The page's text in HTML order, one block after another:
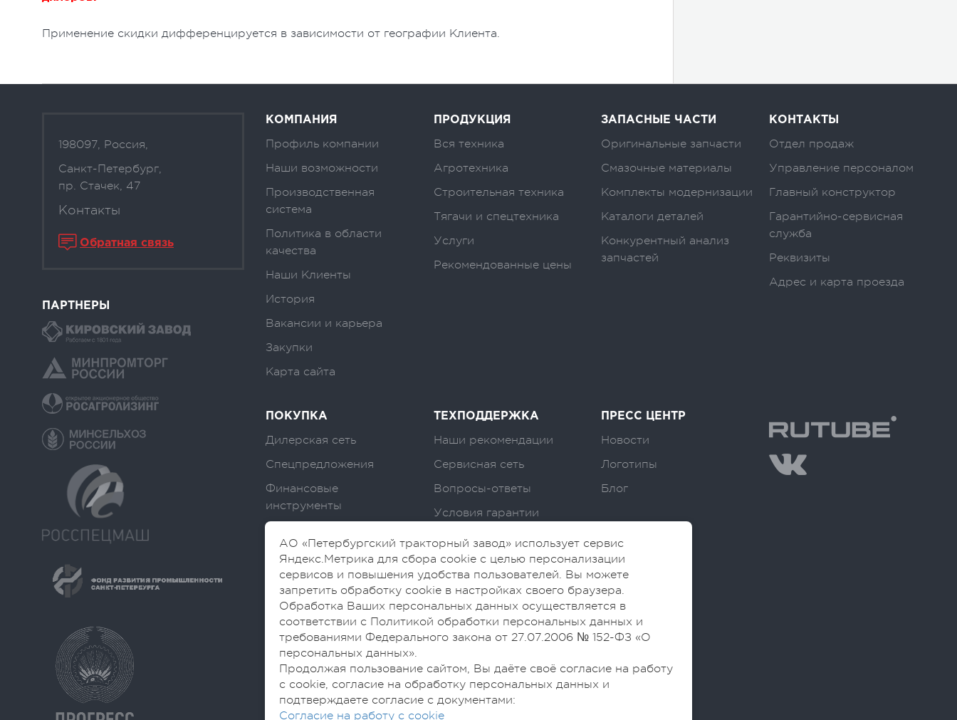
Применение скидки дифференцируется в зависимости от географии Клиента.
198097, Россия,
Санкт-Петербург,
пр. Стачек, 47
Контакты
Обратная связь
ПАРТНЕРЫ
КОМПАНИЯ
Профиль компании
Наши возможности
Производственная
система
Политика в области
качества
Наши Клиенты
История
Вакансии и карьера
Закупки
Карта сайта
ПРОДУКЦИЯ
Вся техника
Агротехника
Строительная техника
Тягачи и спецтехника
Услуги
Рекомендованные цены
ЗАПАСНЫЕ ЧАСТИ
Оригинальные запчасти
Смазочные материалы
Комплекты модернизации
Каталоги деталей
Конкурентный анализ
запчастей
КОНТАКТЫ
Отдел продаж
Управление персоналом
Главный конструктор
Гарантийно-сервисная
служба
Реквизиты
Адрес и карта проезда
ПОКУПКА
Дилерская сеть
Спецпредложения
Финансовые
инструменты
ТЕХПОДДЕРЖКА
Наши рекомендации
Сервисная сеть
Вопросы-ответы
Условия гарантии
ПРЕСС ЦЕНТР
Новости
Логотипы
Блог
АО «Петербургский тракторный завод» использует сервис
Яндекс.Метрика для сбора cookie с целью персонализации
сервисов и повышения удобства пользователей. Вы можете
запретить обработку cookie в настройках своего браузера.
Обработка Ваших персональных данных осуществляется в
соответствии с Политикой обработки персональных данных и
требованиями Федерального закона от 27.07.2006 № 152-ФЗ «О
персональных данных».
Продолжая пользование сайтом, Вы даёте своё согласие на работу
с cookie, согласие на обработку персональных данных и
подтверждаете согласие с документами:
Согласие на работу с cookie